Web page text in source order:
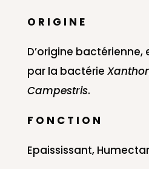
O R I G I N E
D’origine bactérienne,
par la bactérie
Campestris.
F O N C T I O N
Epaississant,